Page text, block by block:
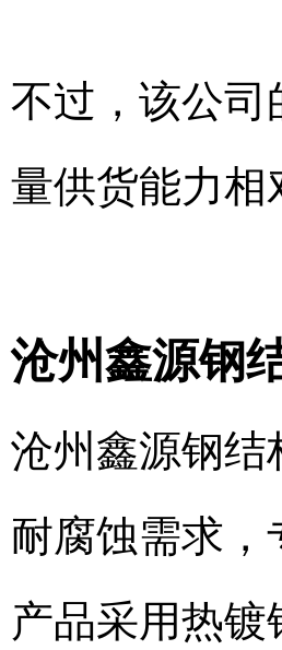
不过，该公司
量供货能力相
沧州鑫源钢
沧州鑫源钢结
耐腐蚀需求
产品采用热